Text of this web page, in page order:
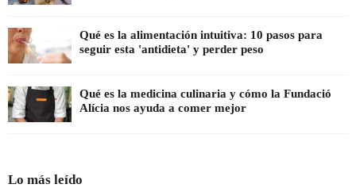
Qué es la alimentación intuitiva: 10 pasos para
seguir esta 'antidieta' y perder peso
Qué es la medicina culinaria y cómo la Fundació
Alícia nos ayuda a comer mejor
Lo más leído